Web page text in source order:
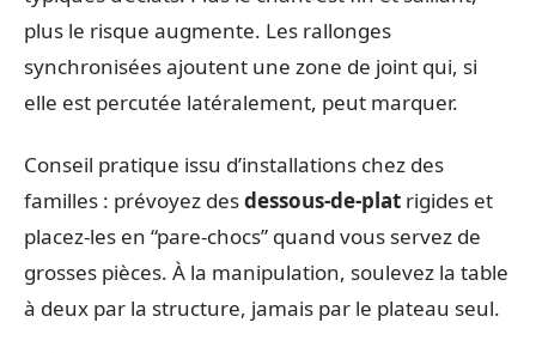
plus le risque augmente. Les rallonges
synchronisées ajoutent une zone de joint qui, si
elle est percutée latéralement, peut marquer.
Conseil pratique issu d’installations chez des
familles : prévoyez desdessous-de-plat rigides et
placez-les en “pare-chocs” quand vous servez de
grosses pièces. À la manipulation, soulevez la table
à deux par la structure, jamais par le plateau seul.